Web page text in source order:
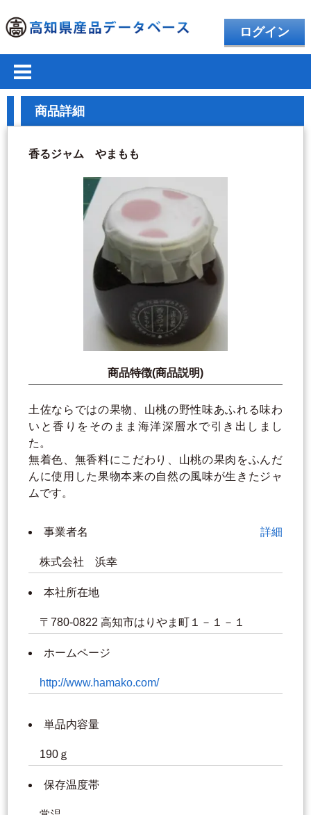
ログイン
商品詳細
香るジャム やまもも
商品特徴(商品説明)
土佐ならではの果物、山桃の野性味あふれる味わ
いと香りをそのまま海洋深層水で引き出しまし
た。
無着色、無香料にこだわり、山桃の果肉をふんだ
んに使用した果物本来の自然の風味が生きたジャ
ムです。
事業者名 詳細
株式会社 浜幸
本社所在地
〒780-0822 高知市はりやま町１－１－１
ホームページ
http://www.hamako.com/
単品内容量
190ｇ
保存温度帯